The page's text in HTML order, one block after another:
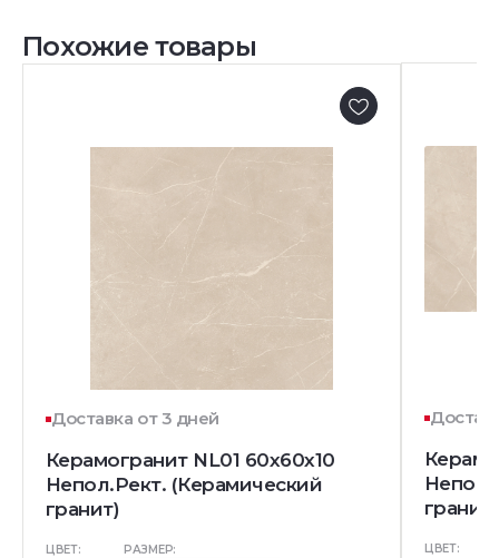
Похожие товары
Доставка от 3 дней
Керамогранит NL01 60x60x10
Непол.Рект. (Керамический
гранит)
ЦВЕТ: РАЗМЕР:
гранит)
ЦВЕТ: